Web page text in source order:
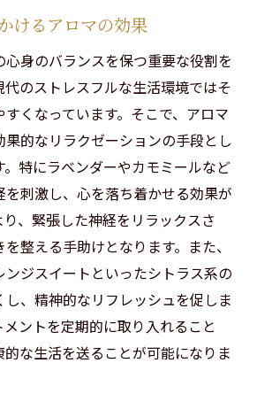
けるアロマの効果
心身のバランスを保つ重要な役割を
のストレスフルな生活環境ではそ
くなっています。そこで、アロマ
果的なリラクゼーションの手段とし
特にラベンダーやカモミールなど
刺激し、心を落ち着かせる効果が
、緊張した神経をリラックスさ
整える手助けとなります。また、
ジスイートといったシトラス系の
、精神的なリフレッシュを促しま
ントを定期的に取り入れること
な生活を送ることが可能になりま
ご予約はこちらから
ご予約はこちらから